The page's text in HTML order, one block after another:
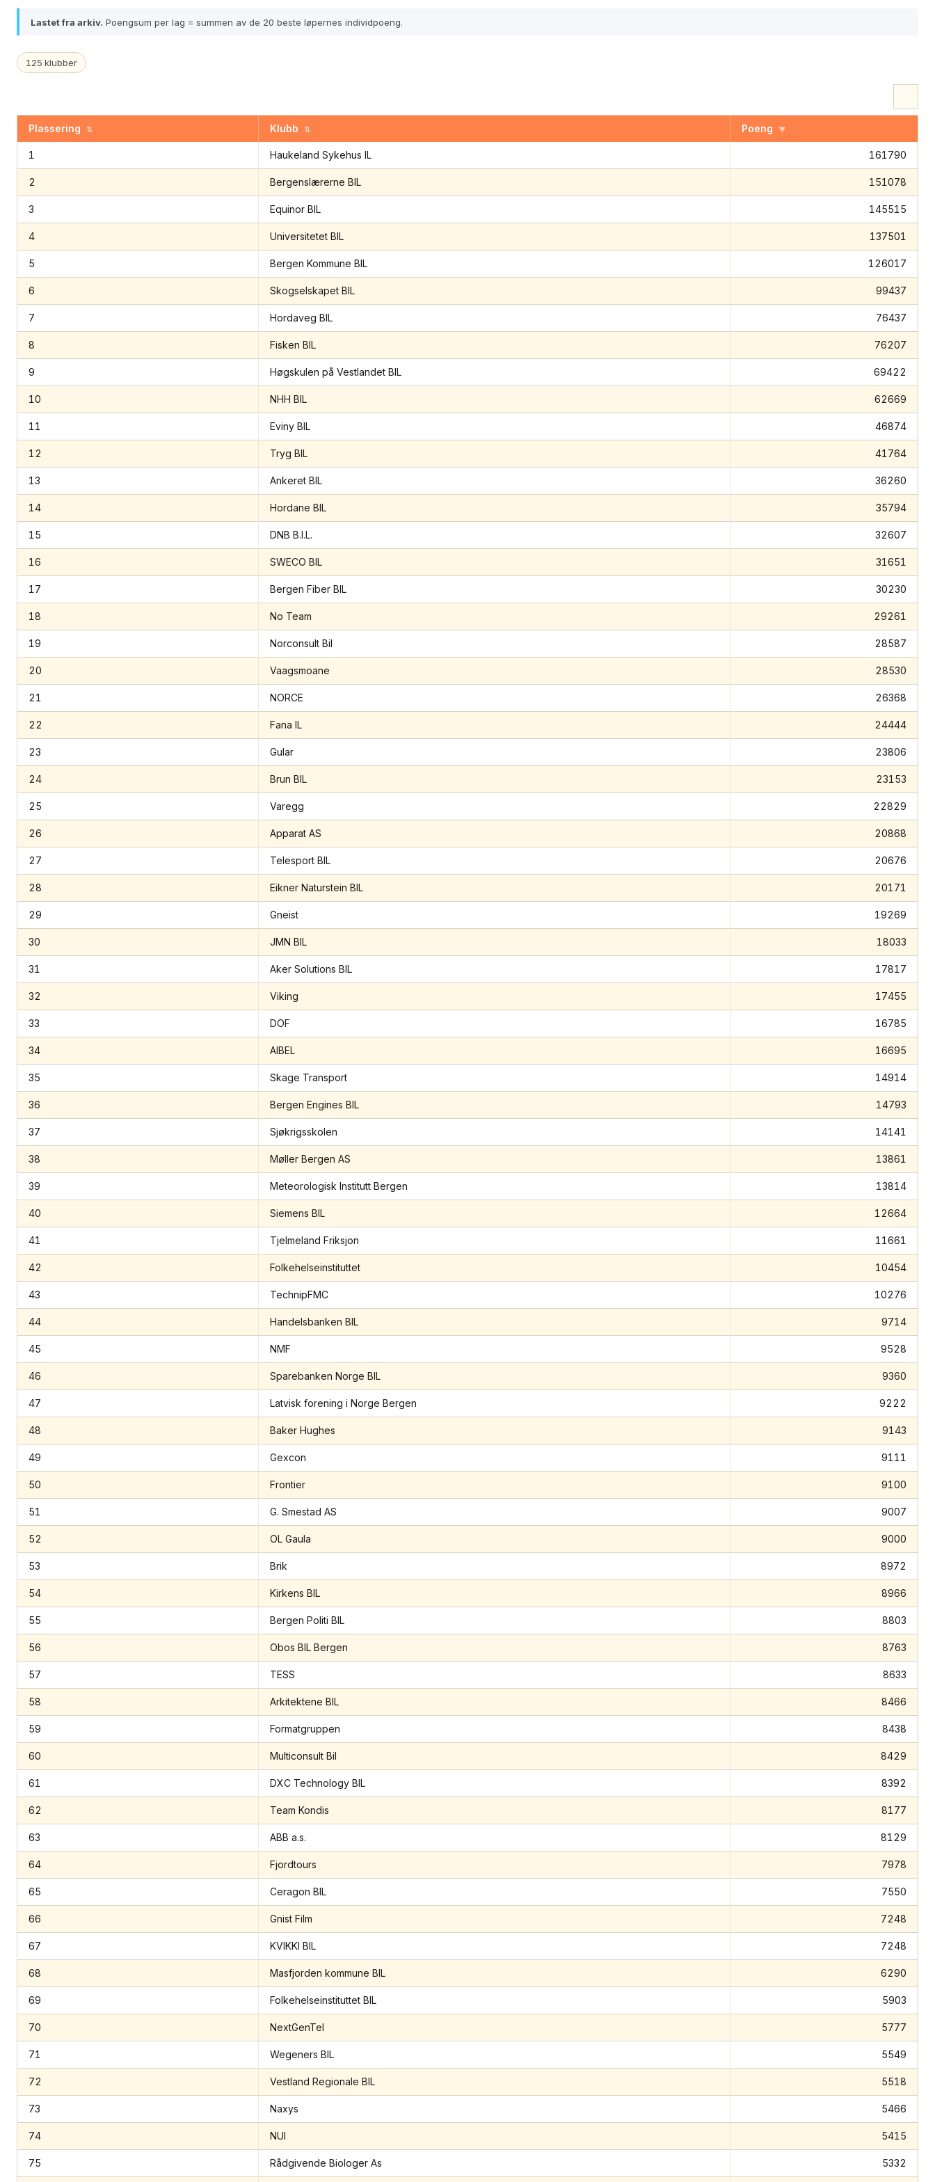
Lastet fra arkiv. Poengsum per lag = summen av de 20 beste løpernes individpoeng.
125 klubber
Plassering ⇅ Klubb ⇅ Poeng ▼
1 Haukeland Sykehus IL 161790
2 Bergenslærerne BIL 151078
3 Equinor BIL 145515
4 Universitetet BIL 137501
5 Bergen Kommune BIL 126017
6 Skogselskapet BIL 99437
7 Hordaveg BIL 76437
8 Fisken BIL 76207
9 Høgskulen på Vestlandet BIL 69422
10 NHH BIL 62669
11 Eviny BIL 46874
12 Tryg BIL 41764
13 Ankeret BIL 36260
14 Hordane BIL 35794
15 DNB B.I.L. 32607
16 SWECO BIL 31651
17 Bergen Fiber BIL 30230
18 No Team 29261
19 Norconsult Bil 28587
20 Vaagsmoane 28530
21 NORCE 26368
22 Fana IL 24444
23 Gular 23806
24 Brun BIL 23153
25 Varegg 22829
26 Apparat AS 20868
27 Telesport BIL 20676
28 Eikner Naturstein BIL 20171
29 Gneist 19269
30 JMN BIL 18033
31 Aker Solutions BIL 17817
32 Viking 17455
33 DOF 16785
34 AIBEL 16695
35 Skage Transport 14914
36 Bergen Engines BIL 14793
37 Sjøkrigsskolen 14141
38 Møller Bergen AS 13861
39 Meteorologisk Institutt Bergen 13814
40 Siemens BIL 12664
41 Tjelmeland Friksjon 11661
42 Folkehelseinstituttet 10454
43 TechnipFMC 10276
44 Handelsbanken BIL 9714
45 NMF 9528
46 Sparebanken Norge BIL 9360
47 Latvisk forening i Norge Bergen 9222
48 Baker Hughes 9143
49 Gexcon 9111
50 Frontier 9100
51 G. Smestad AS 9007
52 OL Gaula 9000
53 Brik 8972
54 Kirkens BIL 8966
55 Bergen Politi BIL 8803
56 Obos BIL Bergen 8763
57 TESS 8633
58 Arkitektene BIL 8466
59 Formatgruppen 8438
60 Multiconsult Bil 8429
61 DXC Technology BIL 8392
62 Team Kondis 8177
63 ABB a.s. 8129
64 Fjordtours 7978
65 Ceragon BIL 7550
66 Gnist Film 7248
67 KVIKKI BIL 7248
68 Masfjorden kommune BIL 6290
69 Folkehelseinstituttet BIL 5903
70 NextGenTel 5777
71 Wegeners BIL 5549
72 Vestland Regionale BIL 5518
73 Naxys 5466
74 NUI 5415
75 Rådgivende Biologer As 5332